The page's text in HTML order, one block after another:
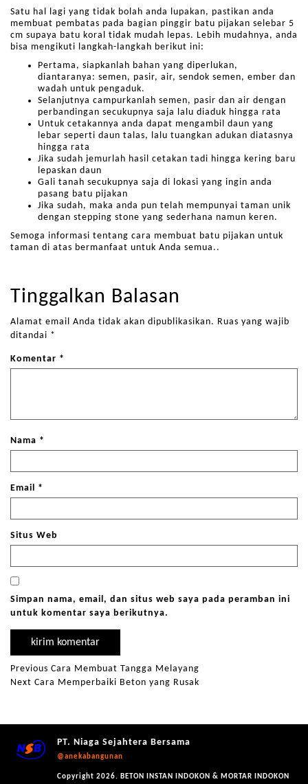
Satu hal lagi yang tidak bolah anda lupakan, pastikan anda
membuat pembatas pada bagian pinggir batu pijakan selebar 5
cm supaya batu koral tidak mudah lepas. Lebih mudahnya, anda
bisa mengikuti langkah-langkah berikut ini:
Pertama, siapkanlah bahan yang diperlukan,
diantaranya: semen, pasir, air, sendok semen, ember dan
wadah untuk pengaduk.
Selanjutnya campurkanlah semen, pasir dan air dengan
perbandingan secukupnya saja lalu diaduk hingga rata
Untuk cetakannya anda dapat mengambil daun yang
lebar seperti daun talas, lalu tuangkan adukan diatasnya
hingga rata
Jika sudah jemurlah hasil cetakan tadi hingga kering baru
lepaskan daun
Gali tanah secukupnya saja di lokasi yang ingin anda
pasang batu pijakan
Jika sudah, maka anda pun telah mempunyai taman unik
dengan stepping stone yang sederhana namun keren.
Semoga informasi tentang cara membuat batu pijakan untuk
taman di atas bermanfaat untuk Anda semua..
Tinggalkan Balasan
Alamat email Anda tidak akan dipublikasikan. Ruas yang wajib
ditandai *
Komentar *
Nama *
Email *
Situs Web
Simpan nama, email, dan situs web saya pada peramban ini
untuk komentar saya berikutnya.
Previous Cara Membuat Tangga Melayang
Next Cara Memperbaiki Beton yang Rusak
PT. Niaga Sejahtera Bersama
@anekabangunan
Copyright 2026. BETON INSTAN INDOKON & MORTAR INDOKON